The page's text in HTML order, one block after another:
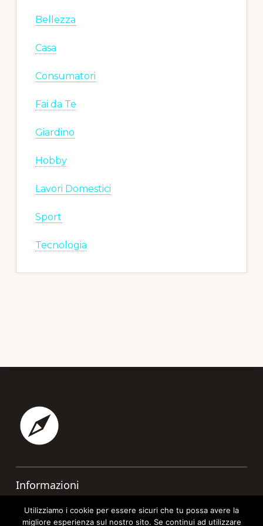
Bellezza
Casa
Consumatori
Fai da Te
Giardino
Hobby
Lavori Domestici
Sport
Tecnologia
Informazioni
Utilizziamo i cookie per essere sicuri che tu possa avere la
migliore esperienza sul nostro sito. Se continui ad utilizzare